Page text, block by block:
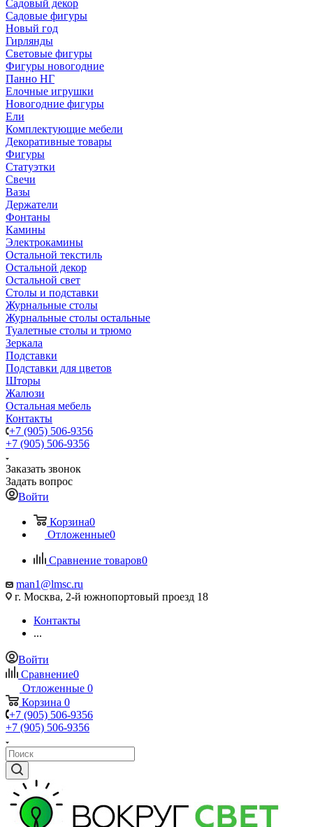
Садовый декор
Садовые фигуры
Новый год
Гирлянды
Световые фигуры
Фигуры новогодние
Панно НГ
Елочные игрушки
Новогодние фигуры
Ели
Комплектующие мебели
Декоративные товары
Фигуры
Статуэтки
Свечи
Вазы
Держатели
Фонтаны
Камины
Электрокамины
Остальной текстиль
Остальной декор
Остальной свет
Столы и подставки
Журнальные столы
Журнальные столы остальные
Туалетные столы и трюмо
Зеркала
Подставки
Подставки для цветов
Шторы
Жалюзи
Остальная мебель
Контакты
+7 (905) 506-9356
+7 (905) 506-9356
Заказать звонок
Задать вопрос
Войти
Корзина0
Отложенные0
Сравнение товаров0
man1@lmsc.ru
г. Москва, 2-й южнопортовый проезд 18
Контакты
...
Войти
Сравнение0
Отложенные 0
Корзина 0
+7 (905) 506-9356
+7 (905) 506-9356